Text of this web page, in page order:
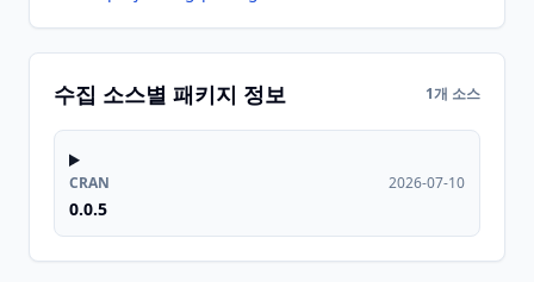
수집 소스별 패키지 정보 1개 소스
CRAN
0.0.5
2026-07-10